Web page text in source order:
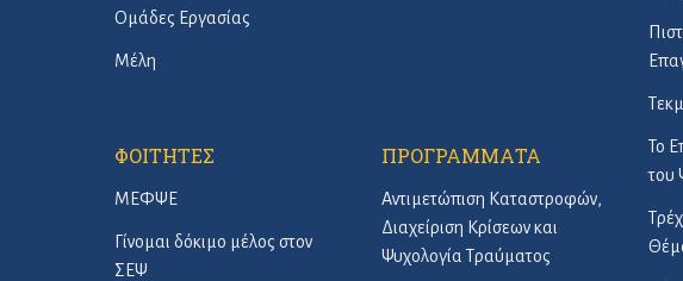
Ομάδες Εργασίας
Μέλη
Το
του
ΦΟΙΤΗΤΕΣ
ΜΕΦΨΕ
Γίνομαι δόκιμο μέλος στον
ΣΕΨ
ΠΡΟΓΡΑΜΜΑΤΑ
Αντιμετώπιση Καταστροφών,
Διαχείριση Κρίσεων και
Ψυχολογία Τραύματος